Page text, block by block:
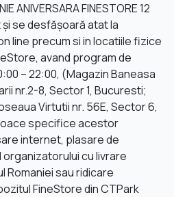
ANIVERSARA FINESTORE 12
se desfășoară atat la
line precum si in locatiile fizice
avand program de
– 22:00, (Magazin Baneasa
nr.2-8, Sector 1, Bucuresti;
Virtutii nr. 56E, Sector 6,
specifice acestor
internet, plasare de
cu livrare
Romaniei sau ridicare
FineStore din CTPark